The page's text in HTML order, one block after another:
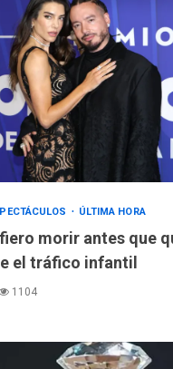
ÚLTIMA HORA
morir antes que
el tráfico infantil
1104